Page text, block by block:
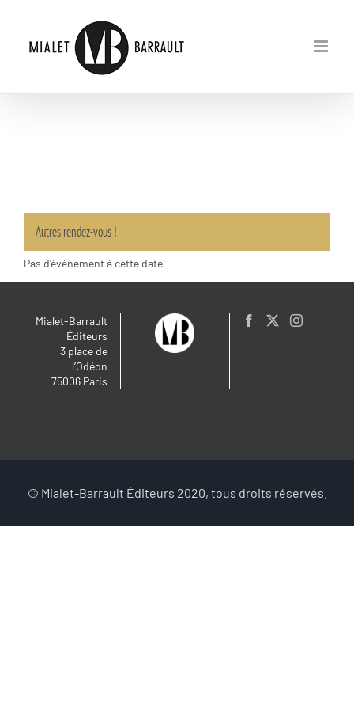
Autres rendez-vous !
Pas d'évènement à cette date
Mialet-Barrault
Éditeurs
3 place de
l’Odéon
75006 Paris
© Mialet-Barrault Éditeurs 2020, tous droits réservés.